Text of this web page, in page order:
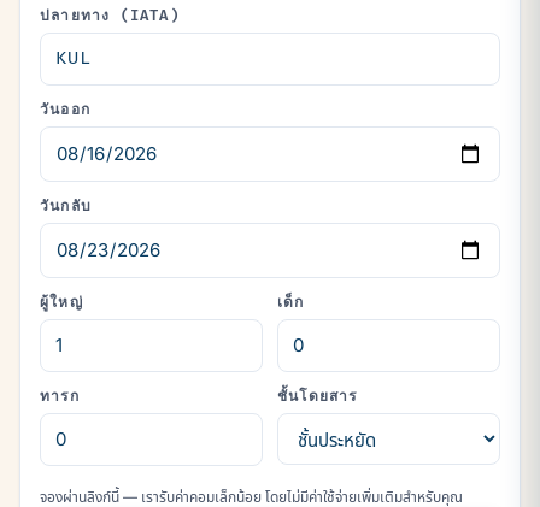
ปลายทาง (IATA)
วันออก
วันกลับ
ผู้ใหญ่ เด็ก
ทารก ชั้นโดยสาร
จองผ่านลิงก์นี้ — เรารับค่าคอมเล็กน้อย โดยไม่มีค่าใช้จ่ายเพิ่มเติมสำหรับคุณ